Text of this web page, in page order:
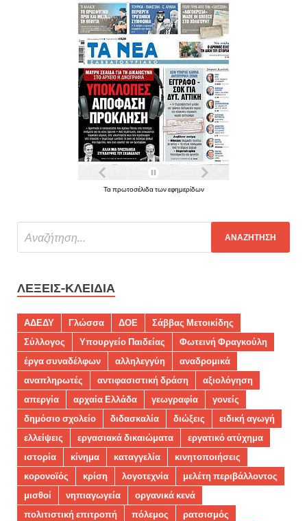
Τα πρωτοσέλιδα των εφημερίδων
ΛΈΞΕΙΣ-ΚΛΕΙΔΙΆ
ΑΔΕΔΥ Γλώσσα ΔΟΕ
Σάββας Μετοικίδης
Σύλλογος
Υπουργείο Παιδείας
Φωτεινή Φραγκούλη
έργα συναδέλφων
αλληλεγγύη
αναδρομικά
αναπληρωτές
αντιφασιστική δράση
αξιολόγηση
απεργία
αρχαία Ελλάδα γεωγραφία
γονείς
δημόσιο σχολείο
διδασκαλία διώξεις
ειδική αγωγή
ελλείψεις
εργασιακά δικαιώματα
εργατικό ατύχημα
ιστορία
κίνημα καταγγελία
κινητοποιήσεις
κορονοϊός
κρίση λογοτεχνία
μελέτη περιβάλλοντος
μισθοί
νηπιαγωγεία
οργανικά κενά
πολιτιστική επιτροπή
πόλεμος
ρατσισμός